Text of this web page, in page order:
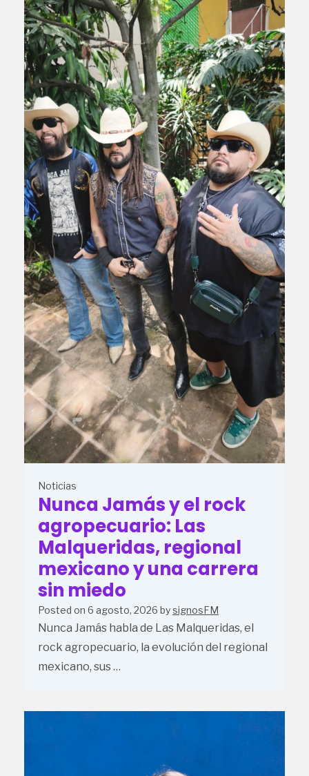
Noticias
Nunca Jamás y el rock
agropecuario: Las
Malqueridas, regional
mexicano y una carrera
sin miedo
Posted on 6 agosto, 2026 bysignosFM
Nunca Jamás habla de Las Malqueridas, el
rock agropecuario, la evolución del regional
mexicano, sus …